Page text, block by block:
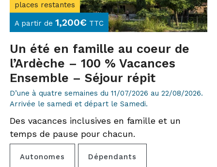
places restantes
A partir de 1,200€ TTC
Un été en famille au coeur de
l’Ardèche – 100 % Vacances
Ensemble – Séjour répit
D’une à quatre semaines du 11/07/2026 au 22/08/2026.
Arrivée le samedi et départ le Samedi.
Des vacances inclusives en famille et un
temps de pause pour chacun.
Autonomes Dépendants